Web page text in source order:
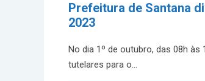
Prefeitura de Santana
2023
No dia 1º de outubro, das 08h
tutelares para o...